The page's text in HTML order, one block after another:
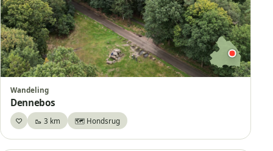
Wandeling
Dennebos
♡Bewaar🥾 3 km 🗺️ Hondsrug